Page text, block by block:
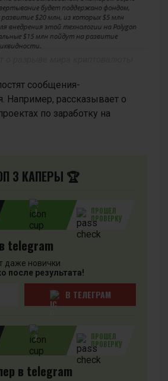
сообщения-
Например, рассказывает о
по заработку на
3 КАПЕРЫ 🏆
1
ПРОШЕЛ
ПРОВЕРКУ
telegram
даже новички
после результата!
В ТЕЛЕГРАМ
2
ПРОШЕЛ
ПРОВЕРКУ
в telegram